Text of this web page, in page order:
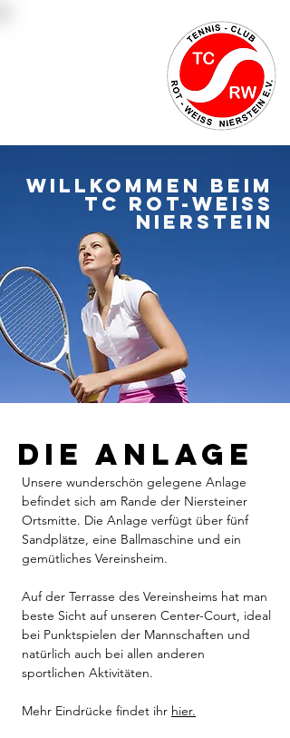
willkommen beim
TC Rot-weiss
nierstein
die Anlage
Unsere wunderschön gelegene Anlage
befindet sich am Rande der Niersteiner
Ortsmitte. Die Anlage verfügt über fünf
Sandplätze, eine Ballmaschine und ein
gemütliches Vereinsheim.
Auf der Terrasse des Vereinsheims hat man
beste Sicht auf unseren Center-Court, ideal
bei Punktspielen der Mannschaften und
natürlich auch bei allen anderen
sportlichen Aktivitäten.
Mehr Eindrücke findet ihr hier.